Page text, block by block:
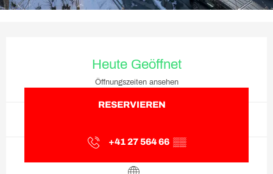
Heute Geöffnet
Öffnungszeiten ansehen
RESERVIEREN
+41 27 564 66 ▒▒